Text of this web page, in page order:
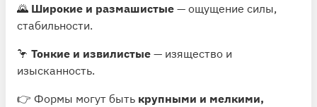
🌄 Широкие и размашистые — ощущение силы,
стабильности.
🦩 Тонкие и извилистые — изящество и
изысканность.
👉 Формы могут быть крупными и мелкими,